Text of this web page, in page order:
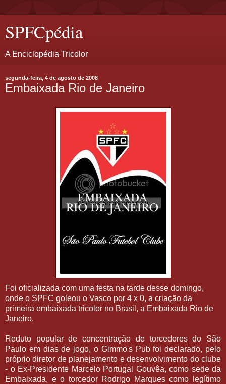
SPFCpédia
A Enciclopédia Tricolor
segunda-feira, 4 de agosto de 2008
Embaixada Rio de Janeiro
Foi oficializada com uma festa na tarde desse domingo,
onde o SPFC goleou o Vasco por 4 x 0, a criação da
primeira embaixada tricolor no Brasil, a Embaixada Rio de
Janeiro.
Reduto popular de concentração de torcedores do São
Paulo em dias de jogo, o Gimmo's Pub foi declarado, pelo
próprio diretor de planejamento e desenvolvimento do clube
- o Ex-Presidente Marcelo Portugal Gouvêa, como sede da
Embaixada, e o torcedor Rodrigo Marques como legítimo